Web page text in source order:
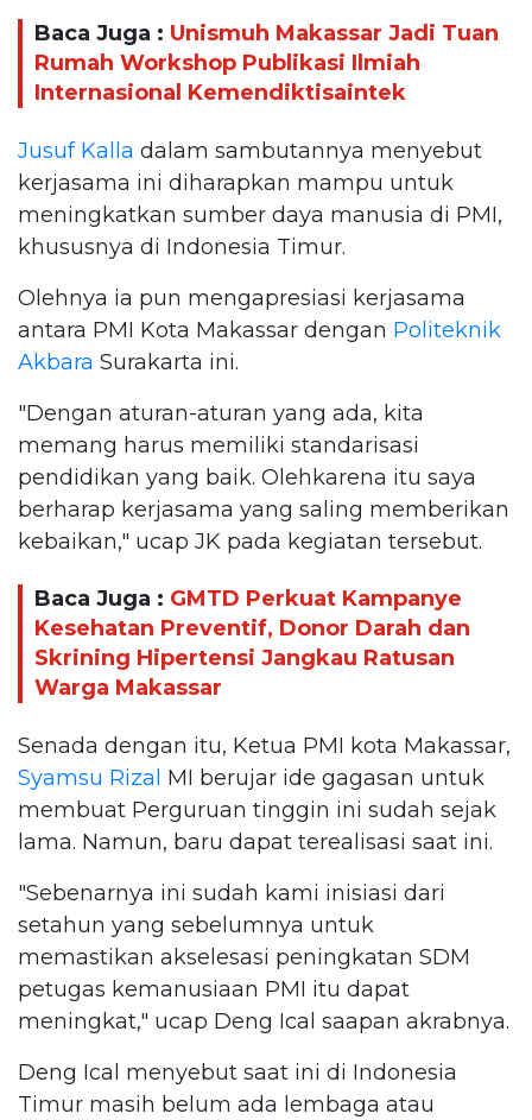
Baca Juga : Unismuh Makassar Jadi Tuan
Rumah Workshop Publikasi Ilmiah
Internasional Kemendiktisaintek
Jusuf Kalla dalam sambutannya menyebut
kerjasama ini diharapkan mampu untuk
meningkatkan sumber daya manusia di PMI,
khususnya di Indonesia Timur.
Olehnya ia pun mengapresiasi kerjasama
antara PMI Kota Makassar dengan Politeknik
Akbara Surakarta ini.
"Dengan aturan-aturan yang ada, kita
memang harus memiliki standarisasi
pendidikan yang baik. Olehkarena itu saya
berharap kerjasama yang saling memberikan
kebaikan," ucap JK pada kegiatan tersebut.
Baca Juga : GMTD Perkuat Kampanye
Kesehatan Preventif, Donor Darah dan
Skrining Hipertensi Jangkau Ratusan
Warga Makassar
Senada dengan itu, Ketua PMI kota Makassar,
Syamsu Rizal MI berujar ide gagasan untuk
membuat Perguruan tinggin ini sudah sejak
lama. Namun, baru dapat terealisasi saat ini.
"Sebenarnya ini sudah kami inisiasi dari
setahun yang sebelumnya untuk
memastikan akselesasi peningkatan SDM
petugas kemanusiaan PMI itu dapat
meningkat," ucap Deng Ical saapan akrabnya.
Deng Ical menyebut saat ini di Indonesia
Timur masih belum ada lembaga atau